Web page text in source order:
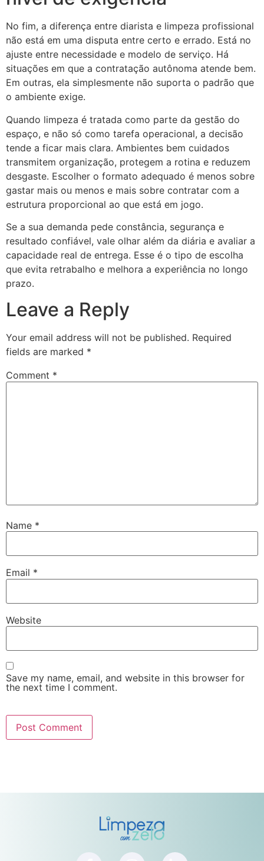
No fim, a diferença entre diarista e limpeza profissional
não está em uma disputa entre certo e errado. Está no
ajuste entre necessidade e modelo de serviço. Há
situações em que a contratação autônoma atende bem.
Em outras, ela simplesmente não suporta o padrão que
o ambiente exige.
Quando limpeza é tratada como parte da gestão do
espaço, e não só como tarefa operacional, a decisão
tende a ficar mais clara. Ambientes bem cuidados
transmitem organização, protegem a rotina e reduzem
desgaste. Escolher o formato adequado é menos sobre
gastar mais ou menos e mais sobre contratar com a
estrutura proporcional ao que está em jogo.
Se a sua demanda pede constância, segurança e
resultado confiável, vale olhar além da diária e avaliar a
capacidade real de entrega. Esse é o tipo de escolha
que evita retrabalho e melhora a experiência no longo
prazo.
Leave a Reply
Your email address will not be published. Required
fields are marked *
Comment *
Name *
Email *
Website
Save my name, email, and website in this browser for
the next time I comment.